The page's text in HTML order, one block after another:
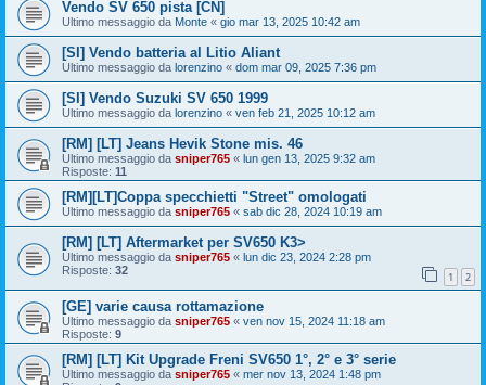
Vendo SV 650 pista [CN]
Ultimo messaggio da Monte « gio mar 13, 2025 10:42 am
[SI] Vendo batteria al Litio Aliant
Ultimo messaggio da lorenzino « dom mar 09, 2025 7:36 pm
[SI] Vendo Suzuki SV 650 1999
Ultimo messaggio da lorenzino « ven feb 21, 2025 10:12 am
[RM] [LT] Jeans Hevik Stone mis. 46
Ultimo messaggio da sniper765 « lun gen 13, 2025 9:32 am
Risposte: 11
[RM][LT]Coppa specchietti "Street" omologati
Ultimo messaggio da sniper765 « sab dic 28, 2024 10:19 am
[RM] [LT] Aftermarket per SV650 K3>
Ultimo messaggio da sniper765 « lun dic 23, 2024 2:28 pm
Risposte: 32 1 2
[GE] varie causa rottamazione
Ultimo messaggio da sniper765 « ven nov 15, 2024 11:18 am
Risposte: 9
[RM] [LT] Kit Upgrade Freni SV650 1°, 2° e 3° serie
Ultimo messaggio da sniper765 « mer nov 13, 2024 1:48 pm